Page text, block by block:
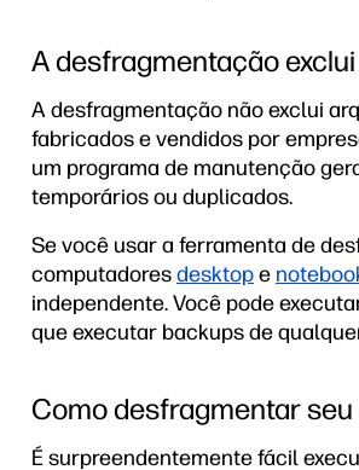
A desfragmentação
A desfragmentação não exclui
fabricados e vendidos por
um programa de manutenção
temporários ou duplicados.
Se você usar a ferramenta de
computadoresdesktope
independente. Você pode
que executar backups de
Como desfragmentar seu
É surpreendentemente fácil